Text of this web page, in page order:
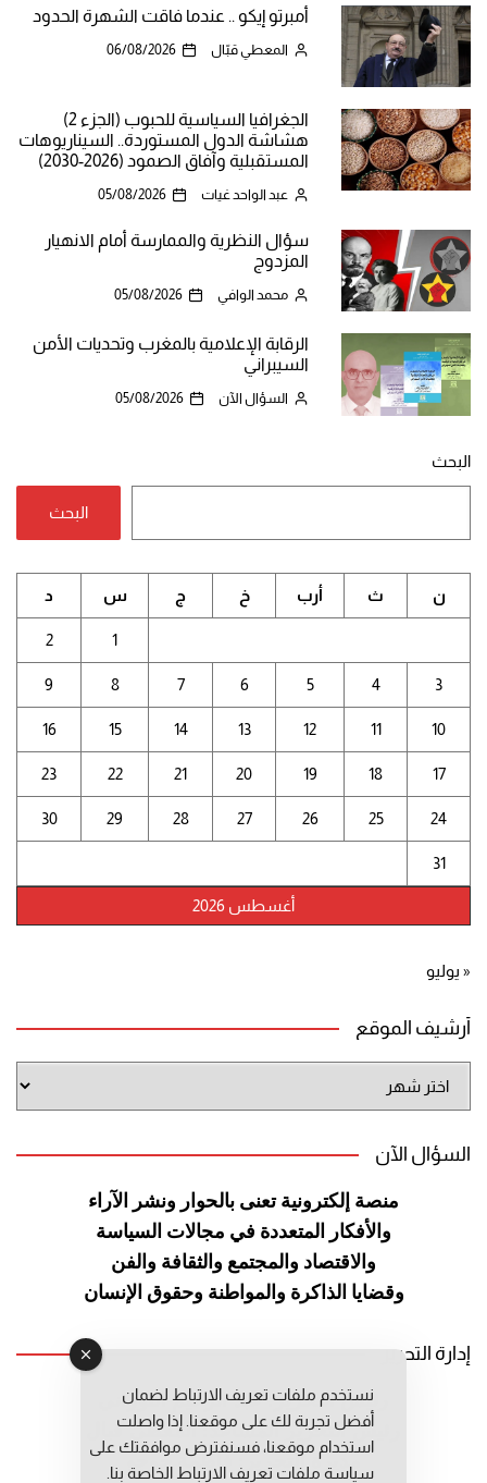
أمبرتو إيكو .. عندما فاقت الشهرة الحدود
المعطي قبّال 06/08/2026
الجغرافيا السياسية للحبوب (الجزء 2)
هشاشة الدول المستوردة.. السيناريوهات
المستقبلية وآفاق الصمود (2026-2030)
عبد الواحد غيات 05/08/2026
سؤال النظرية والممارسة أمام الانهيار
المزدوج
محمد الوافي 05/08/2026
الرقابة الإعلامية بالمغرب وتحديات الأمن
السيبراني
السؤال الآن 05/08/2026
البحث
البحث
أغسطس 2026
ن ث أرب خ ج س د
1
2
3
4
5
6
7
8
9
10
11
12
13
14
15
16
17
18
19
20
21
22
23
24
25
26
27
28
29
30
31
« يوليو
أرشيف الموقع
الموقع
السؤال الآن
منصة إلكترونية تعنى بالحوار ونشر الآراء
والأفكار المتعددة في مجالات السياسة
والاقتصاد والمجتمع والثقافة والفن
وقضايا الذاكرة والمواطنة وحقوق الإنسان
إدارة التحرير
رئيس التحرير: عبد الرحيم التوراني
رئيس التحرير المساعد: المعطي قبال
مديرة التحرير: فاطمة حوحو
نستخدم ملفات تعريف الارتباط لضمان
أفضل تجربة لك على موقعنا. إذا واصلت
استخدام موقعنا، فسنفترض موافقتك على
سياسة ملفات تعريف الارتباط الخاصة بنا.